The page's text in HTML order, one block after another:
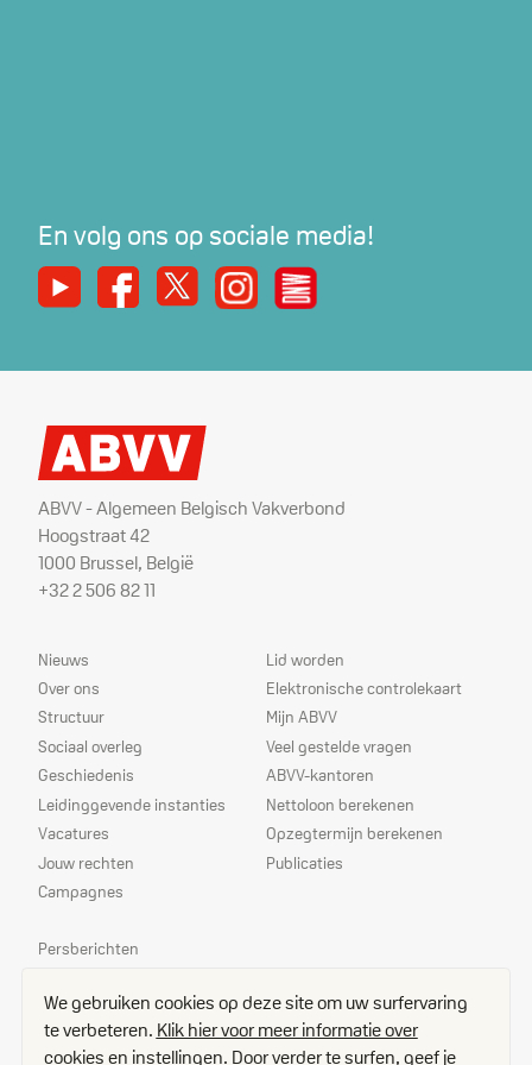
En volg ons op sociale media!
Youtube Facebook
X InstagramDe Nieuwe Werker
ABVV - Algemeen Belgisch Vakverbond
Hoogstraat 42
1000 Brussel, België
+32 2 506 82 11
Sitemap
Nieuws
Over ons
Structuur
Sociaal overleg
Geschiedenis
Leidinggevende instanties
Vacatures
Jouw rechten
Campagnes
Dienstverlening
Lid worden
Elektronische controlekaart
Mijn ABVV
Veel gestelde vragen
ABVV-kantoren
Nettoloon berekenen
Opzegtermijn berekenen
Publicaties
Prioriteiten
Persberichten
Delegees
Contact
We gebruiken cookies op deze site om uw surfervaring
te verbeteren. Klik hier voor meer informatie over
cookies en instellingen. Door verder te surfen, geef je